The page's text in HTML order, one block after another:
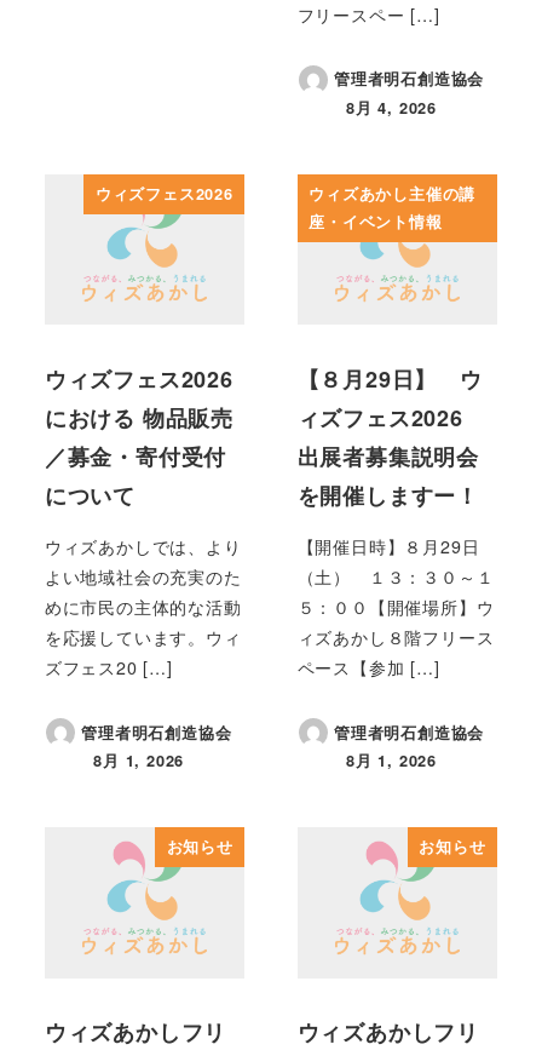
フリースペー […]
管理者明石創造協会
投稿日
8月 4, 2026
ウィズフェス2026
ウィズフェス2026
における 物品販売
／募金・寄付受付
について
ウィズあかしでは、より
よい地域社会の充実のた
めに市民の主体的な活動
を応援しています。ウィ
ズフェス20 […]
管理者明石創造協会
投稿日
8月 1, 2026
ウィズあかし主催の講
座・イベント情報
【８月29日】 ウ
ィズフェス2026
出展者募集説明会
を開催しますー！
【開催日時】８月29日
（土） １３：３０～１
５：００【開催場所】ウ
ィズあかし８階フリース
ペース【参加 […]
管理者明石創造協会
投稿日
8月 1, 2026
お知らせ
ウィズあかしフリ
お知らせ
ウィズあかしフリ